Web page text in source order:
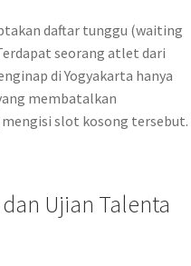
daftar tunggu (waiting
seorang atlet dari
di Yogyakarta hanya
membatalkan
slot kosong tersebut.
Ujian Talenta